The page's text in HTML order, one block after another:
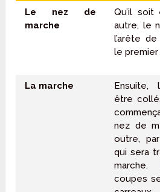
Le nez de
marche
Qu’il
autre, le
l’arête
le
La marche
Ensuite,
être
nez de
outre,
qui sera
coupes